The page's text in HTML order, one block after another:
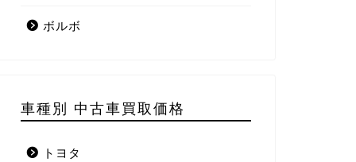
ボルボ
車種別 中古車買取価格
トヨタ